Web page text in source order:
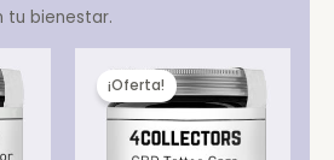
tu bienestar.
¡Oferta!